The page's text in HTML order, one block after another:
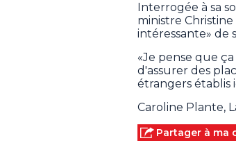
Interrogée à sa
ministre
intéressante» de
«Je pense que
d'assurer des
étrangers établis
Caroline Plante,
Partager à ma